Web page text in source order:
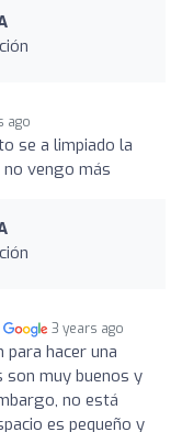
ago
se a limpiado la
vengo más
3 years ago
para hacer una
son muy buenos y
no está
es pequeño y